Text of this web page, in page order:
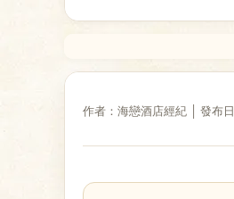
作者：海戀酒店經紀 │ 發布